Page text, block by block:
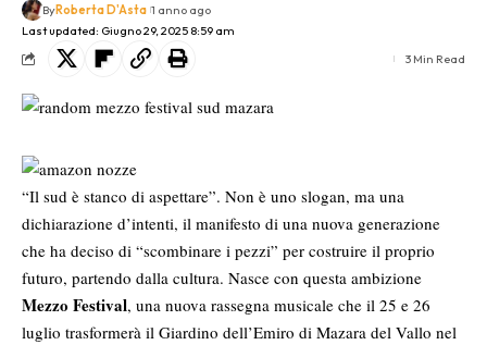
Last updated: Giugno 29, 2025 8:59 am
ByRoberta D'Asta 1 anno ago
3 Min Read
“Il sud è stanco di aspettare”. Non è uno slogan, ma una
dichiarazione d’intenti, il manifesto di una nuova generazione
che ha deciso di “scombinare i pezzi” per costruire il proprio
futuro, partendo dalla cultura. Nasce con questa ambizione
Mezzo Festival, una nuova rassegna musicale che il 25 e 26
luglio trasformerà il Giardino dell’Emiro di Mazara del Vallo nel